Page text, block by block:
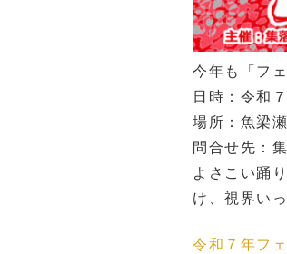
今年も「フ
日時：令和
場所：魚梁
問合せ先：
よさこい踊
け、視界い
令和７年フ